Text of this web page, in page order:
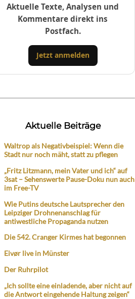
Aktuelle Texte, Analysen und
Kommentare direkt ins
Postfach.
Jetzt anmelden
Aktuelle Beiträge
Waltrop als Negativbeispiel: Wenn die
Stadt nur noch mäht, statt zu pflegen
„Fritz Litzmann, mein Vater und ich“ auf
3sat – Sehenswerte Pause-Doku nun auch
im Free-TV
Wie Putins deutsche Lautsprecher den
Leipziger Drohnenanschlag für
antiwestliche Propaganda nutzen
Die 542. Cranger Kirmes hat begonnen
Eivør live in Münster
Der Ruhrpilot
„Ich sollte eine einladende, aber nicht auf
die Antwort eingehende Haltung zeigen“